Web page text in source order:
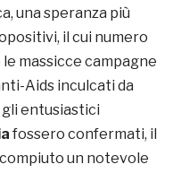
una speranza più
il cui numero
massicce campagne
Aids inculcati da
entusiastici
fossero confermati, il
un notevole